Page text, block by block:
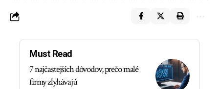
Must Read
7 najčastejších dôvodov, prečo malé
firmy zlyhávajú